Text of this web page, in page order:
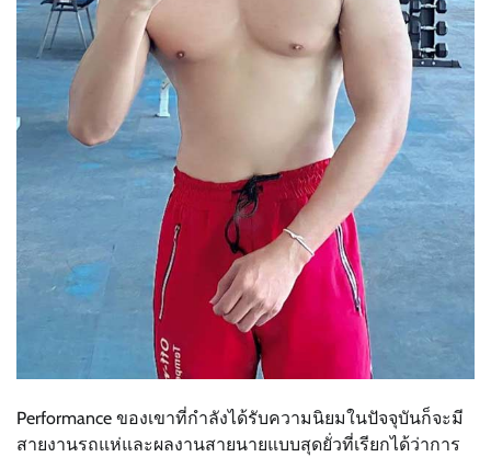
Performance ของเขาที่กำลังได้รับความนิยมในปัจจุบันก็จะมี
สายงานรถแห่และผลงานสายนายแบบสุดยั่วที่เรียกได้ว่าการ